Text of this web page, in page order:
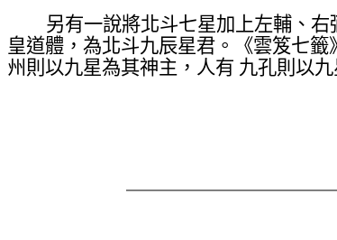
另有一說將北斗七星加上左輔、
皇道體，為北斗九辰星君。《雲笈七
州則以九星為其神主，人有 九孔則以